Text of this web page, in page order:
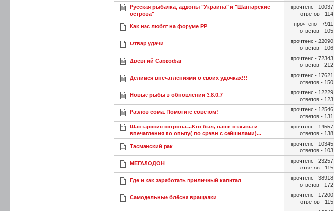
Русская рыбалка, аддоны "Украина" и "Шантарские
острова"
прочтено - 10037
ответов - 114
Как нас любят на форуме РР
прочтено - 7911
ответов - 105
Отвар удачи
прочтено - 22090
ответов - 106
Древний Саркофаг
прочтено - 72343
ответов - 212
Делимся впечатлениями о своих удочках!!!
прочтено - 17621
ответов - 150
Новые рыбы в обновлении 3.8.0.7
прочтено - 12229
ответов - 123
Разлов сома. Помогите советом!
прочтено - 12546
ответов - 131
Шантарские острова....Кто был, ваши отзывы и
впечатления по опыту( по сравн с сейшилами)...
прочтено - 14557
ответов - 138
Тасманский рак
прочтено - 10345
ответов - 103
МЕГАЛОДОН
прочтено - 23257
ответов - 115
Где и как заработать приличный капитал
прочтено - 38918
ответов - 172
Самодельные блёсна вращалки
прочтено - 17200
ответов - 115